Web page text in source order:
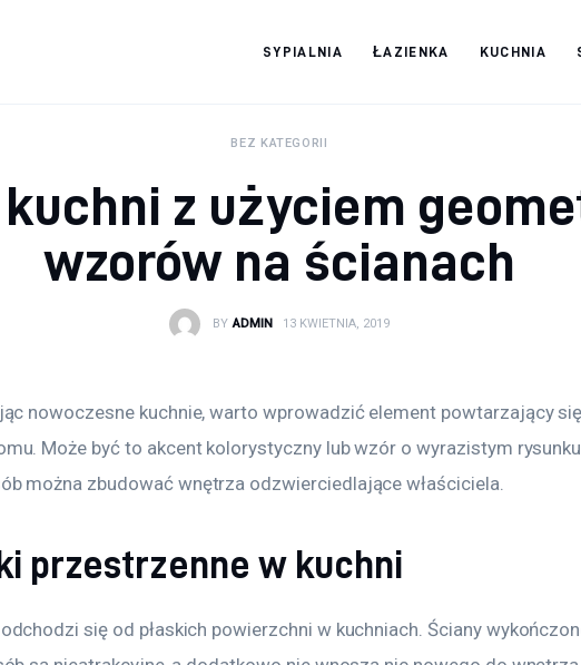
SYPIALNIA ŁAZIENKA KUCHNIA
BEZ KATEGORII
z użyciem
wzorów na ścianach
BY ADMIN 13 KWIETNIA, 2019
nowoczesne kuchnie, warto wprowadzić element powtarzający
Może być to akcent kolorystyczny lub wzór o wyrazistym
można zbudować wnętrza odzwierciedlające właściciela.
przestrzenne w kuchni
się od płaskich powierzchni w kuchniach. Ściany